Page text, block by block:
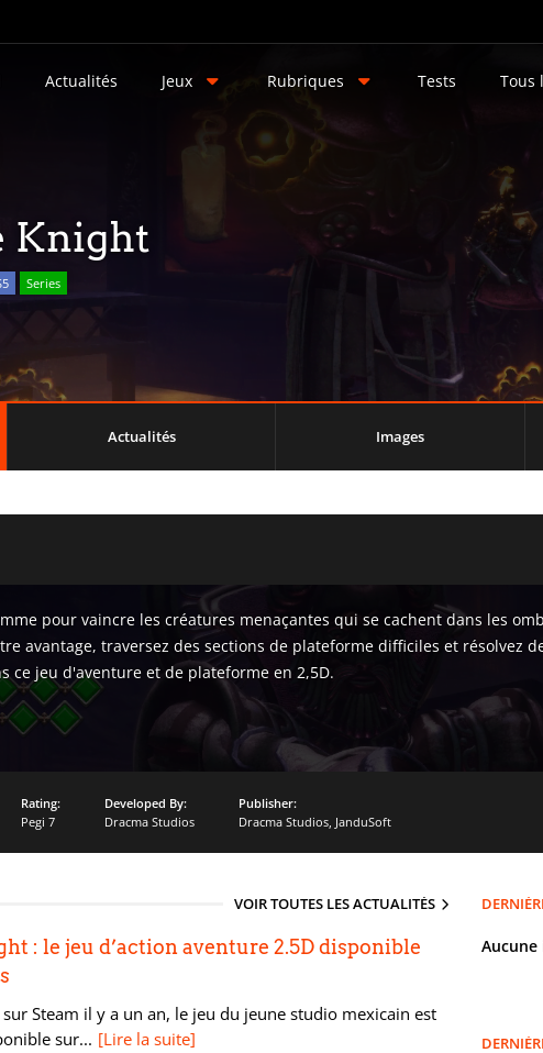
Actualités Jeux Rubriques Tests Tous
Knight
Series
Actualités Images
pour vaincre les créatures menaçantes qui se cachent dans les
avantage, traversez des sections de plateforme difficiles et résolvez
ce jeu d'aventure et de plateforme en 2,5D.
Rating:
Pegi 7
Developed By:
Dracma Studios
Publisher:
Dracma Studios, JanduSoft
VOIR TOUTES LES ACTUALITÉS
: le jeu d’action aventure 2.5D disponible
Steam il y a un an, le jeu du jeune studio mexicain est
sur... [Lire la suite]